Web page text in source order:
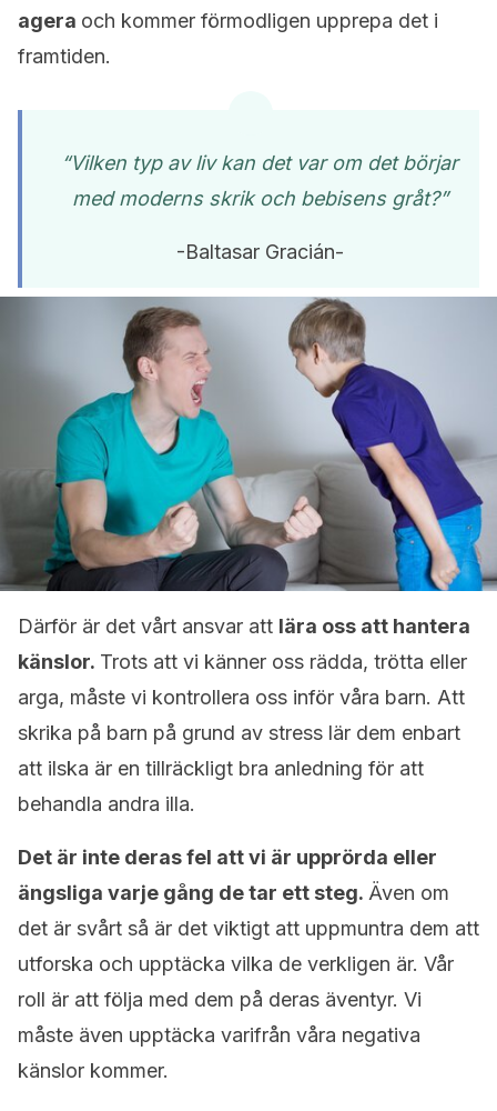
agera och kommer förmodligen upprepa det i
framtiden.
“Vilken typ av liv kan det var om det börjar
med moderns skrik och bebisens gråt?”
-Baltasar Gracián-
Därför är det vårt ansvar att lära oss att hantera
känslor. Trots att vi känner oss rädda, trötta eller
arga, måste vi kontrollera oss inför våra barn. Att
skrika på barn på grund av stress lär dem enbart
att ilska är en tillräckligt bra anledning för att
behandla andra illa.
Det är inte deras fel att vi är upprörda eller
ängsliga varje gång de tar ett steg. Även om
det är svårt så är det viktigt att uppmuntra dem att
utforska och upptäcka vilka de verkligen är. Vår
roll är att följa med dem på deras äventyr. Vi
måste även upptäcka varifrån våra negativa
känslor kommer.